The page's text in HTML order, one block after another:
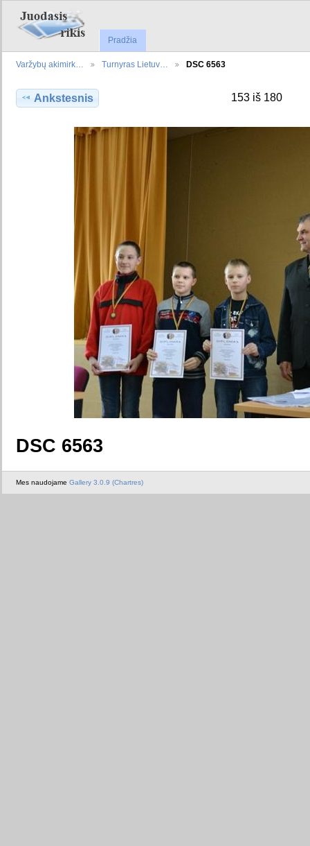
Pradžia
Varžybų akimirk… Turnyras Lietuv… DSC 6563
Ankstesnis 153 iš 180
DSC 6563
Mes naudojame Gallery 3.0.9 (Chartres)